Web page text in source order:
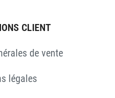
CLIENT
de vente
légales